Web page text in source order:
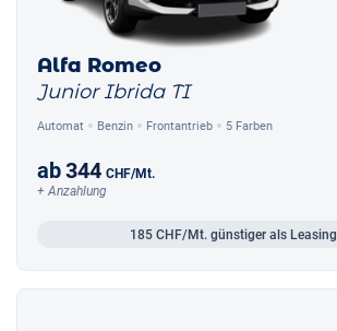
Alfa Romeo
Junior Ibrida TI
Automat Benzin Frontantrieb 5 Farben
ab344 CHF/Mt.
+ Anzahlung
185 CHF/Mt. günstiger als Leasing